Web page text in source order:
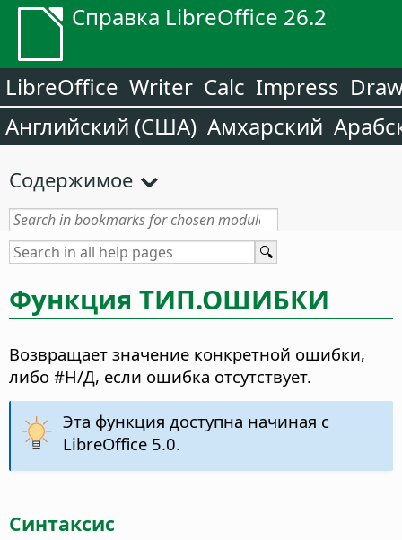
Справка LibreOffice 26.2
LibreOffice Writer Calc Impress
Английский (США) Амхарский
Содержимое
Функция ТИП.ОШИБКИ
Возвращает значение конкретной ошибки,
либо #Н/Д, если ошибка отсутствует.
Эта функция доступна начиная с
LibreOffice 5.0.
Синтаксис